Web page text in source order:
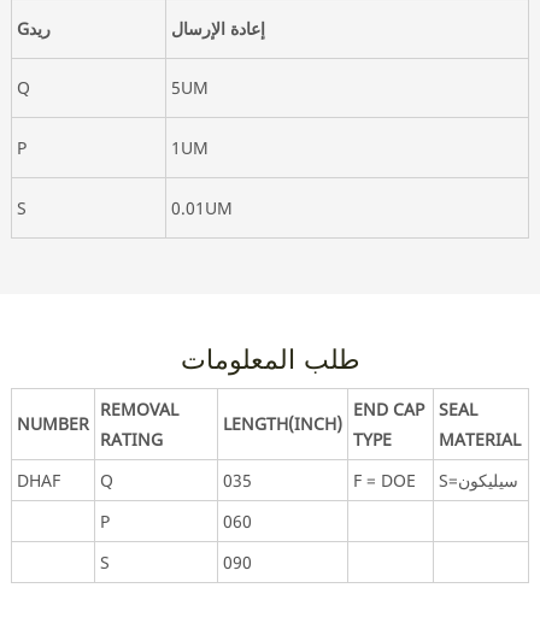
Gريد إعادة الإرسال
Q 5UM
P 1UM
S 0.01UM
طلب المعلومات
NUMBER
REMOVAL
RATING
LENGTH(INCH)
END CAP
TYPE
SEAL
MATERIAL
DHAF
Q 035 F = DOE
S=سيليكون
P
060
S
090